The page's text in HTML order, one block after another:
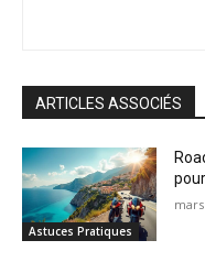
ARTICLES ASSOCIÉS
Astuces Pratiques